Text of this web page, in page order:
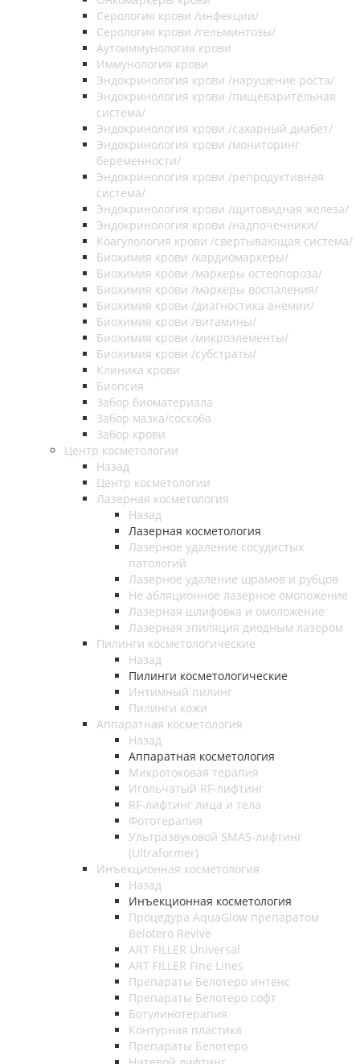
Серология крови /инфекции/
Серология крови /гельминтозы/
Аутоиммунология крови
Иммунология крови
Эндокринология крови /нарушение роста/
Эндокринология крови /пищеварительная
система/
Эндокринология крови /сахарный диабет/
Эндокринология крови /мониторинг
беременности/
Эндокринология крови /репродуктивная
система/
Эндокринология крови /щитовидная железа/
Эндокринология крови /надпочечники/
Коагулология крови /свертывающая система/
Биохимия крови /кардиомаркеры/
Биохимия крови /маркеры остеопороза/
Биохимия крови /маркеры воспаления/
Биохимия крови /диагностика анемии/
Биохимия крови /витамины/
Биохимия крови /микроэлементы/
Биохимия крови /субстраты/
Клиника крови
Биопсия
Забор биоматериала
Забор мазка/соскоба
Забор крови
Центр косметологии
Назад
Центр косметологии
Лазерная косметология
Назад
Лазерная косметология
Лазерное удаление сосудистых
патологий
Лазерное удаление шрамов и рубцов
Не абляционное лазерное омоложение
Лазерная шлифовка и омоложение
Лазерная эпиляция диодным лазером
Пилинги косметологические
Назад
Пилинги косметологические
Интимный пилинг
Пилинги кожи
Аппаратная косметология
Назад
Аппаратная косметология
Микротоковая терапия
Игольчатый RF-лифтинг
RF-лифтинг лица и тела
Фототерапия
Ультразвуковой SMAS-лифтинг
(Ultraformer)
Инъекционная косметология
Назад
Инъекционная косметология
Процедура AquaGlow препаратом
Belotero Revive
ART FILLER Universal
ART FILLER Fine Lines
Препараты Белотеро интенс
Препараты Белотеро софт
Ботулинотерапия
Контурная пластика
Препараты Белотеро